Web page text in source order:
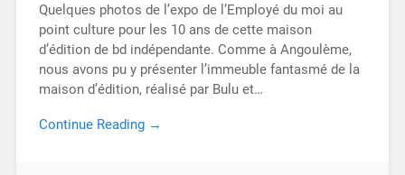
Quelques photos de l’expo de l’Employé du moi au
point culture pour les 10 ans de cette maison
d’édition de bd indépendante. Comme à Angoulème,
nous avons pu y présenter l’immeuble fantasmé de la
maison d’édition, réalisé par Bulu et…
Continue Reading →